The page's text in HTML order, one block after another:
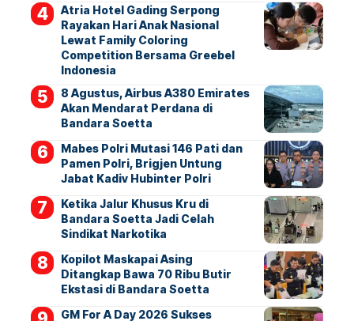
Atria Hotel Gading Serpong
Rayakan Hari Anak Nasional
Lewat Family Coloring
Competition Bersama Greebel
Indonesia
8 Agustus, Airbus A380 Emirates
Akan Mendarat Perdana di
Bandara Soetta
Mabes Polri Mutasi 146 Pati dan
Pamen Polri, Brigjen Untung
Jabat Kadiv Hubinter Polri
Ketika Jalur Khusus Kru di
Bandara Soetta Jadi Celah
Sindikat Narkotika
Kopilot Maskapai Asing
Ditangkap Bawa 70 Ribu Butir
Ekstasi di Bandara Soetta
GM For A Day 2026 Sukses